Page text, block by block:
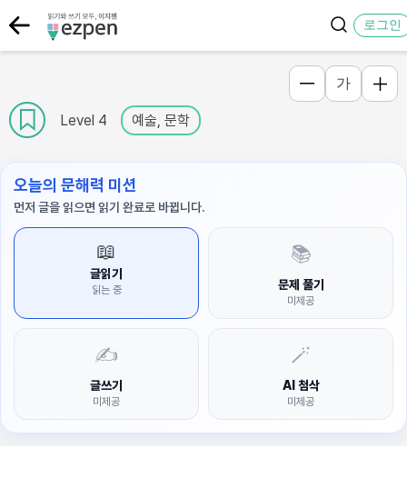
로그인
Level 4 예술, 문학
가
오늘의 문해력 미션
먼저 글을 읽으면 읽기 완료로 바뀝니다.
📖
글읽기
읽는 중
📚
문제 풀기
미제공
✍️
글쓰기
미제공
🪄
AI 첨삭
미제공